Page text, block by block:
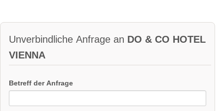
Unverbindliche Anfrage an DO & CO HOTEL
VIENNA
Betreff der Anfrage